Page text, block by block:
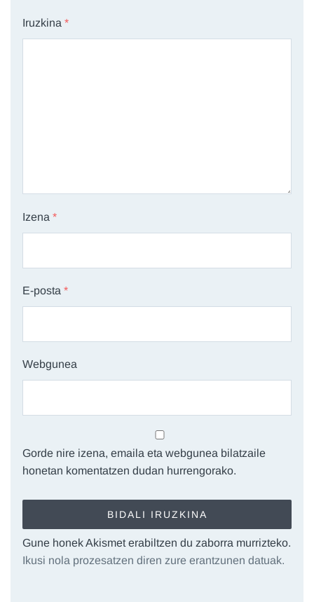
Iruzkina *
Izena *
E-posta *
Webgunea
Gorde nire izena, emaila eta webgunea bilatzaile
honetan komentatzen dudan hurrengorako.
Gune honek Akismet erabiltzen du zaborra murrizteko.
Ikusi nola prozesatzen diren zure erantzunen datuak.